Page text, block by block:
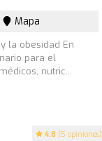
4.8 (5 opiniones)
Mapa
la obesidad En
para el
nutric...